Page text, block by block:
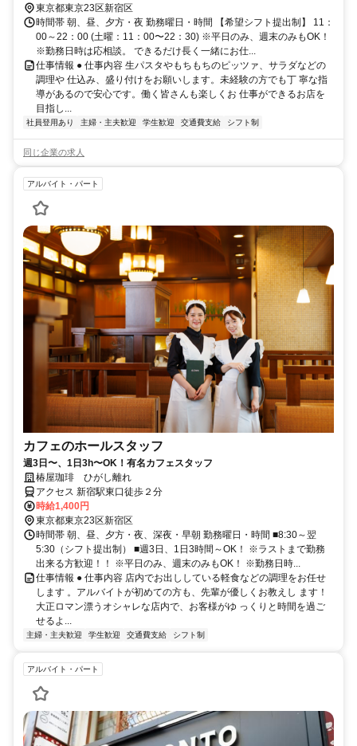
東京都東京23区新宿区
時間帯 朝、昼、夕方・夜 勤務曜日・時間 【希望シフト提出制】 11：
00～22：00 (土曜：11：00〜22：30) ※平日のみ、週末のみもOK！
※勤務日時は応相談。 できるだけ長く一緒にお仕...
仕事情報 ● 仕事内容 生パスタやもちもちのピッツァ、サラダなどの
調理や 仕込み、盛り付けをお願いします。未経験の方でも丁 寧な指
導があるので安心です。働く皆さんも楽しくお 仕事ができるお店を
目指し...
社員登用あり 主婦・主夫歓迎 学生歓迎 交通費支給 シフト制
同じ企業の求人
アルバイト・パート
カフェのホールスタッフ
週3日〜、1日3h〜OK！有名カフェスタッフ
椿屋珈琲 ひがし離れ
アクセス 新宿駅東口徒歩２分
時給1,400円
東京都東京23区新宿区
時間帯 朝、昼、夕方・夜、深夜・早朝 勤務曜日・時間 ■8:30～翌
5:30（シフト提出制） ■週3日、1日3時間～OK！ ※ラストまで勤務
出来る方歓迎！！ ※平日のみ、週末のみもOK！ ※勤務日時...
仕事情報 ● 仕事内容 店内でお出ししている軽食などの調理をお任せ
します 。アルバイトが初めての方も、先輩が優しくお教えし ます！
大正ロマン漂うオシャレな店内で、お客様がゆ っくりと時間を過ご
せるよ...
主婦・主夫歓迎 学生歓迎 交通費支給 シフト制
アルバイト・パート